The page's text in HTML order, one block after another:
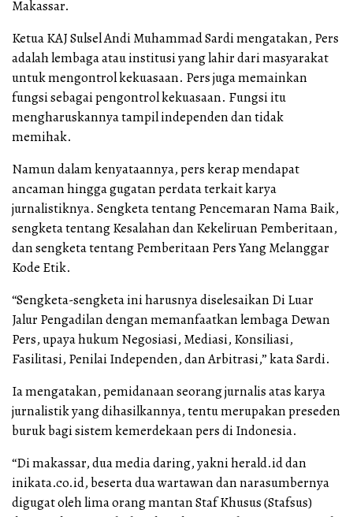
Makassar.
Ketua KAJ Sulsel Andi Muhammad Sardi mengatakan, Pers
adalah lembaga atau institusi yang lahir dari masyarakat
untuk mengontrol kekuasaan. Pers juga memainkan
fungsi sebagai pengontrol kekuasaan. Fungsi itu
mengharuskannya tampil independen dan tidak
memihak.
Namun dalam kenyataannya, pers kerap mendapat
ancaman hingga gugatan perdata terkait karya
jurnalistiknya. Sengketa tentang Pencemaran Nama Baik,
sengketa tentang Kesalahan dan Kekeliruan Pemberitaan,
dan sengketa tentang Pemberitaan Pers Yang Melanggar
Kode Etik.
“Sengketa-sengketa ini harusnya diselesaikan Di Luar
Jalur Pengadilan dengan memanfaatkan lembaga Dewan
Pers, upaya hukum Negosiasi, Mediasi, Konsiliasi,
Fasilitasi, Penilai Independen, dan Arbitrasi,” kata Sardi.
Ia mengatakan, pemidanaan seorang jurnalis atas karya
jurnalistik yang dihasilkannya, tentu merupakan preseden
buruk bagi sistem kemerdekaan pers di Indonesia.
“Di makassar, dua media daring, yakni herald.id dan
inikata.co.id, beserta dua wartawan dan narasumbernya
digugat oleh lima orang mantan Staf Khusus (Stafsus)